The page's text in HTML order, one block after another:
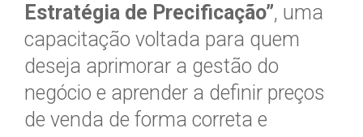
Estratégia de Precificação”, uma
capacitação voltada para quem
deseja aprimorar a gestão do
negócio e aprender a definir preços
de venda de forma correta e